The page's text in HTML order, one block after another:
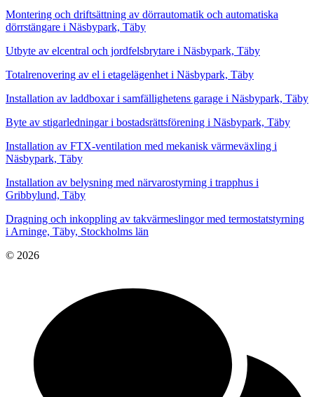
Montering och driftsättning av dörrautomatik och automatiska
dörrstängare i Näsbypark, Täby
Utbyte av elcentral och jordfelsbrytare i Näsbypark, Täby
Totalrenovering av el i etagelägenhet i Näsbypark, Täby
Installation av laddboxar i samfällighetens garage i Näsbypark, Täby
Byte av stigarledningar i bostadsrättsförening i Näsbypark, Täby
Installation av FTX-ventilation med mekanisk värmeväxling i
Näsbypark, Täby
Installation av belysning med närvarostyrning i trapphus i
Gribbylund, Täby
Dragning och inkoppling av takvärmeslingor med termostatstyrning
i Arninge, Täby, Stockholms län
© 2026